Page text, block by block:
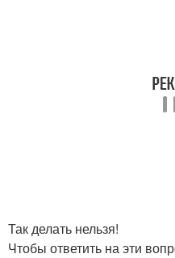
Так делать нельзя!
Чтобы ответить на эти